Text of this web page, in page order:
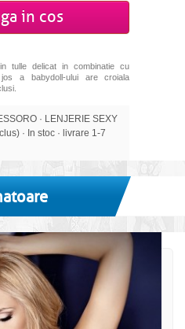
in cos
tulle delicat in combinatie cu
a babydoll-ului are croiala
· LENJERIE SEXY
· In stoc · livrare 1-7